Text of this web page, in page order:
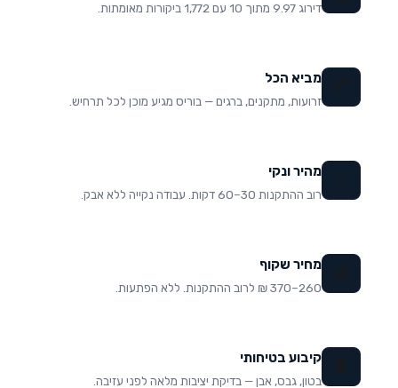
דירוג 9.97 מתוך 10 עם 1,772 ביקורות מאומתות.
מביא הכל
זרועות, מתקנים, ברגים — בוריס מגיע מוכן לכל תרחיש.
מהיר ונקי
רוב ההתקנות 30–60 דקות. עבודה נקייה ללא אבק.
מחיר שקוף
260–370 ₪ לרוב ההתקנות. ללא הפתעות.
קיבוע בטיחותי
בטון, גבס, אבן — בדיקת יציבות מלאה לפני עזיבה.